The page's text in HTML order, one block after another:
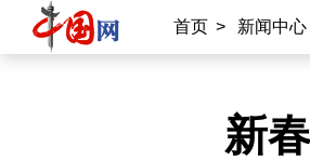
首页 > 新闻中心
新